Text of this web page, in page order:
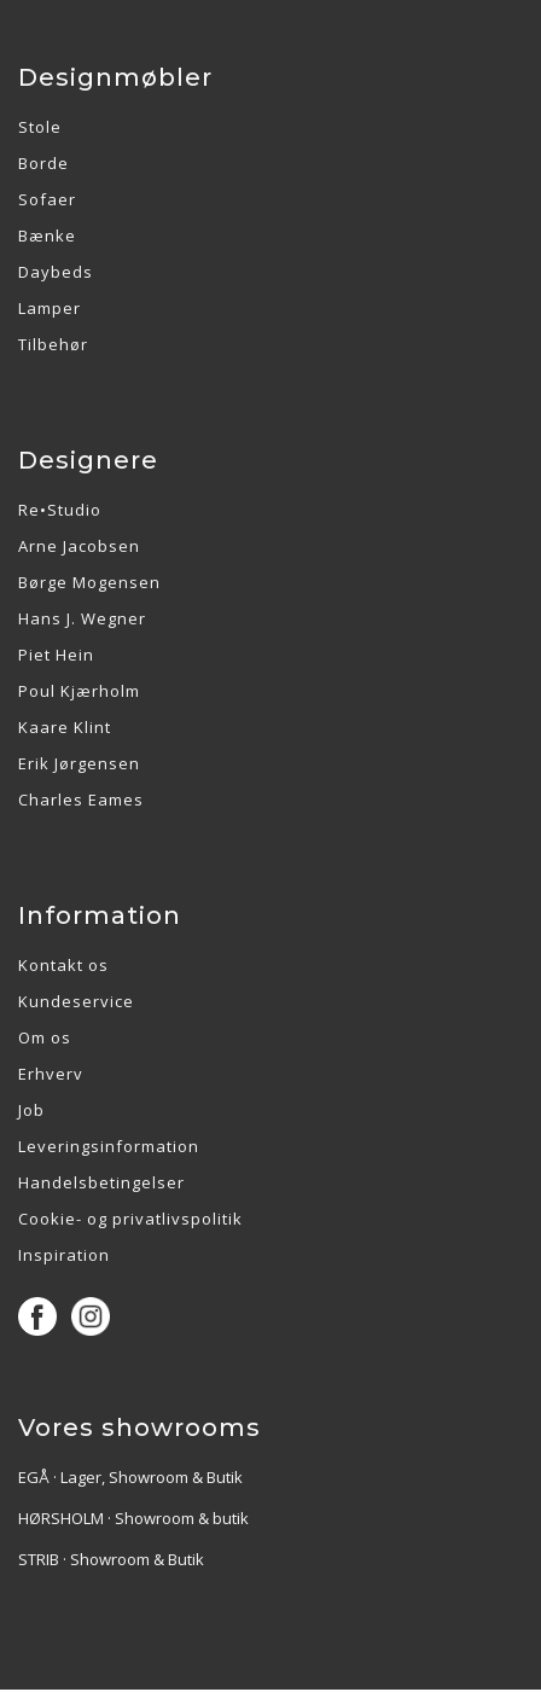
Designmøbler
Stole
Borde
Sofaer
Bænke
Daybeds
Lamper
Tilbehør
Designere
Re•Studio
Arne Jacobsen
Børge Mogensen
Hans J. Wegner
Piet Hein
Poul Kjærholm
Kaare Klint
Erik Jørgensen
Charles Eames
Information
Kontakt os
Kundeservice
Om os
Erhverv
Job
Leveringsinformation
Handelsbetingelser
Cookie- og privatlivspolitik
Inspiration
Vores showrooms
EGÅ · Lager, Showroom & Butik
HØRSHOLM · Showroom & butik
STRIB · Showroom & Butik